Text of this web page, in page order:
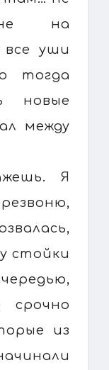
на
все уши
тогда
новые
между
Я
стойки
срочно
из